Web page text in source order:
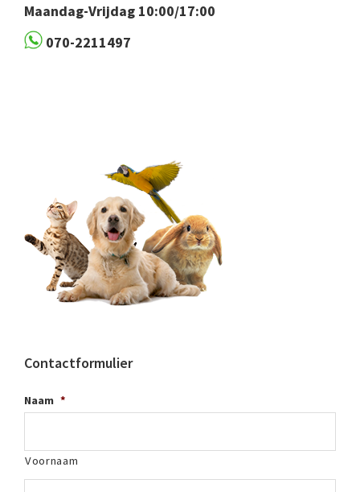
Maandag-Vrijdag 10:00/17:00
070-2211497
Contactformulier
Naam *
Voornaam